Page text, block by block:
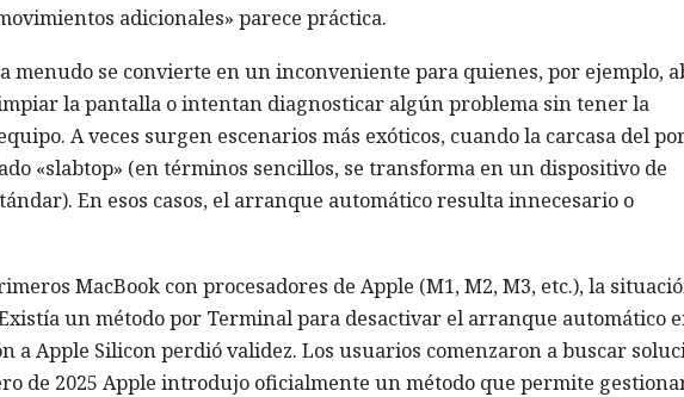
adicionales» parece práctica.
menudo se convierte en un inconveniente para quienes, por ejemplo,
la pantalla o intentan diagnosticar algún problema sin tener la
A veces surgen escenarios más exóticos, cuando la carcasa del
«slabtop» (en términos sencillos, se transforma en un dispositivo de
En esos casos, el arranque automático resulta innecesario o
MacBook con procesadores de Apple (M1, M2, M3, etc.), la
un método por Terminal para desactivar el arranque automático
a Apple Silicon perdió validez. Los usuarios comenzaron a buscar
de 2025 Apple introdujo oficialmente un método que permite